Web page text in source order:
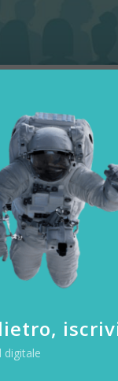
la cifra di
(dati dello scorso
in totale,
utenti giornalieri
sua crescita.
digitale